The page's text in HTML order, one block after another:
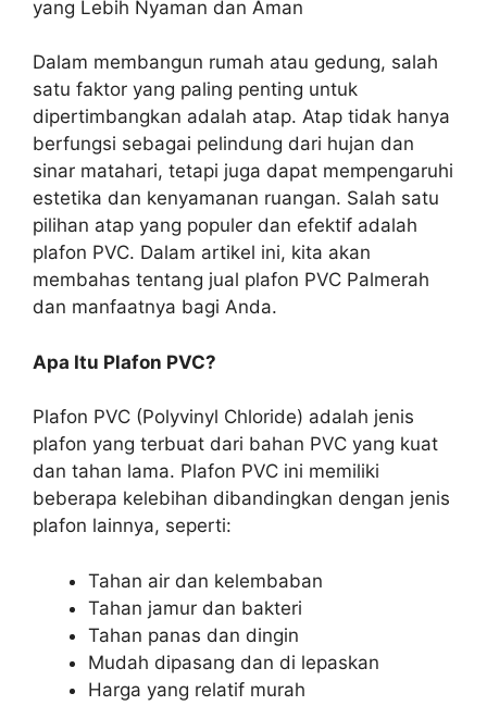
Dalam membangun rumah atau gedung, salah
satu faktor yang paling penting untuk
dipertimbangkan adalah atap. Atap tidak hanya
berfungsi sebagai pelindung dari hujan dan
sinar matahari, tetapi juga dapat mempengaruhi
estetika dan kenyamanan ruangan. Salah satu
pilihan atap yang populer dan efektif adalah
plafon PVC. Dalam artikel ini, kita akan
membahas tentang jual plafon PVC Palmerah
dan manfaatnya bagi Anda.
Apa Itu Plafon PVC?
Plafon PVC (Polyvinyl Chloride) adalah jenis
plafon yang terbuat dari bahan PVC yang kuat
dan tahan lama. Plafon PVC ini memiliki
beberapa kelebihan dibandingkan dengan jenis
plafon lainnya, seperti:
Tahan air dan kelembaban
Tahan jamur dan bakteri
Tahan panas dan dingin
Mudah dipasang dan di lepaskan
Harga yang relatif murah